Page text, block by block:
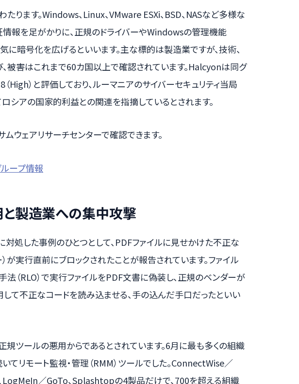
ります。Windows、Linux、VMware ESXi、BSD、NASなど多様な
報を足がかりに、正規のドライバーやWindowsの管理機能
に暗号化を広げるといいます。主な標的は製造業ですが、技術、
被害はこれまで60カ国以上で確認されています。Halcyonは同グ
High）と評価しており、ルーマニアのサイバーセキュリティ当局
シアの国家的利益との関連を指摘しているとされます。
ウェアリサーチセンターで確認できます。
ープ情報
製造業への集中攻撃
処した事例のひとつとして、PDFファイルに見せかけた不正な
が実行直前にブロックされたことが報告されています。ファイル
（RLO）で実行ファイルをPDF文書に偽装し、正規のベンダーが
て不正なコードを読み込ませる、手の込んだ手口だったといい
規ツールの悪用からであるとされています。6月に最も多くの組織
てリモート監視・管理（RMM）ツールでした。ConnectWise／
LogMeIn／GoTo、Splashtopの4製品だけで、700を超える組織